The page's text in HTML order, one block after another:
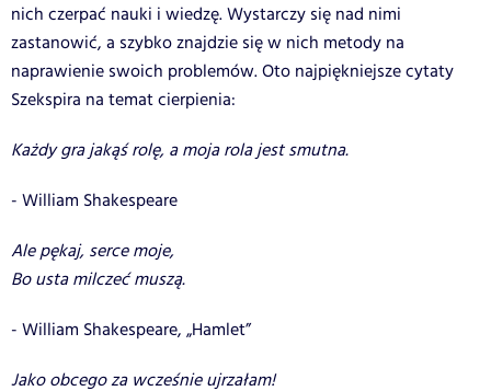
nich czerpać nauki i wiedzę. Wystarczy się nad nimi
zastanowić, a szybko znajdzie się w nich metody na
naprawienie swoich problemów. Oto najpiękniejsze cytaty
Szekspira na temat cierpienia:
Każdy gra jakąś rolę, a moja rola jest smutna.
- William Shakespeare
Ale pękaj, serce moje,
Bo usta milczeć muszą.
- William Shakespeare, „Hamlet”
Jako obcego za wcześnie ujrzałam!